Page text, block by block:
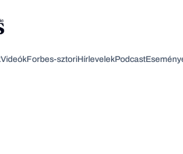
VideókForbes-sztoriHírlevelekPodcast